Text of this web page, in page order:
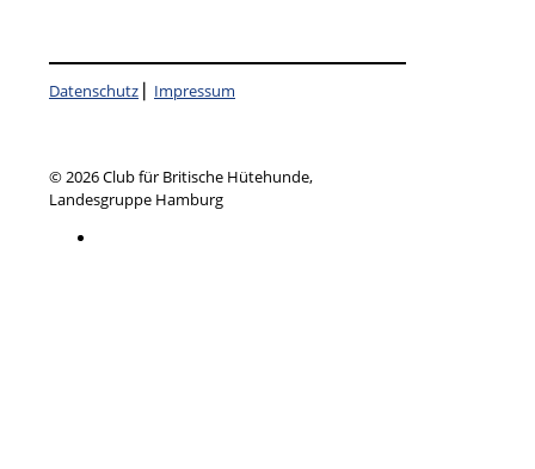
Datenschutz Impressum
© 2026 Club für Britische Hütehunde,
Landesgruppe Hamburg